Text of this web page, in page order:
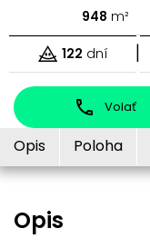
948 m²
122 dní |
Volať
Opis Poloha
Opis